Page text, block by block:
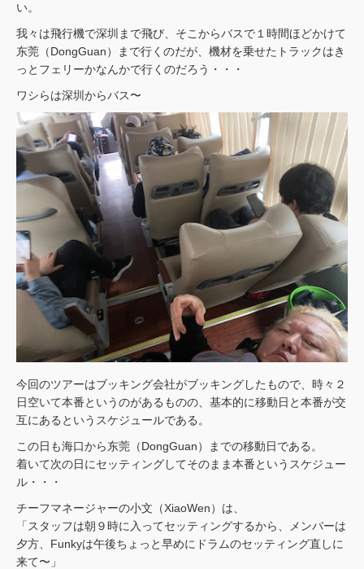
い。
我々は飛行機で深圳まで飛び、そこからバスで１時間ほどかけて
东莞（DongGuan）まで行くのだが、機材を乗せたトラックはき
っとフェリーかなんかで行くのだろう・・・
ワシらは深圳からバス〜
今回のツアーはブッキング会社がブッキングしたもので、時々２
日空いて本番というのがあるものの、基本的に移動日と本番が交
互にあるというスケジュールである。
この日も海口から东莞（DongGuan）までの移動日である。
着いて次の日にセッティングしてそのまま本番というスケジュー
ル・・・
チーフマネージャーの小文（XiaoWen）は、
「スタッフは朝９時に入ってセッティングするから、メンバーは
夕方、Funkyは午後ちょっと早めにドラムのセッティング直しに
来て〜」